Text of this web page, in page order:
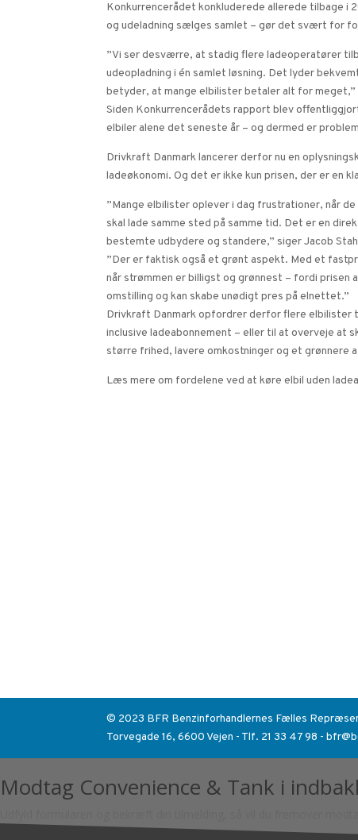
Konkurrencerådet konkluderede allerede tilbage i
og udeladning sælges samlet – gør det svært for
”Vi ser desværre, at stadig flere ladeoperatører
udeopladning i én samlet løsning. Det lyder
betyder, at mange elbilister betaler alt for
Siden Konkurrencerådets rapport blev
elbiler alene det seneste år – og dermed er
Drivkraft Danmark lancerer derfor nu en
ladeøkonomi. Og det er ikke kun prisen, der er en
”Mange elbilister oplever i dag frustrationer, når
skal lade samme sted på samme tid. Det er en
bestemte udbydere og standere,” siger Jacob
”Der er faktisk også et grønt aspekt. Med et
når strømmen er billigst og grønnest – fordi prisen
omstilling og kan skabe unødigt pres på elnettet.”
Drivkraft Danmark opfordrer derfor flere elbilister
inclusive ladeabonnement – eller til at overveje
større frihed, lavere omkostninger og et grønnere
Læs mere om fordelene ved at køre elbil uden
© 2023 BFR Benzinforhandlernes Fælles
Torvegade 16, 6600 Vejen - Tlf. 21 33 47 98 -
Modtag Convenience & Tank i